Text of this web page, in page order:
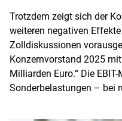
Trotzdem zeigt sich der
weiteren negativen
Zolldiskussionen
Konzernvorstand 2025
Milliarden Euro.“ Die
Sonderbelastungen – bei